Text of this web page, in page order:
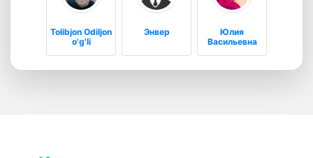
Tolibjon Odiljon
o'g'li
Энвер
Юлия
Васильевна